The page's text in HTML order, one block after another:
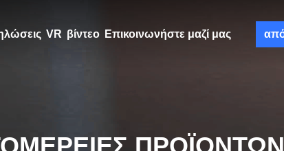
VR βίντεο Επικοινωνήστε μαζί μας